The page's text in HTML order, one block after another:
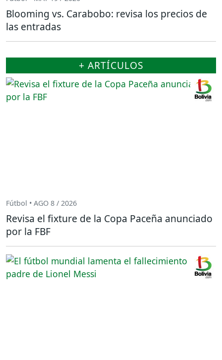
Blooming vs. Carabobo: revisa los precios de
las entradas
+ ARTÍCULOS
Fútbol • AGO 8 / 2026
Revisa el fixture de la Copa Paceña anunciado
por la FBF